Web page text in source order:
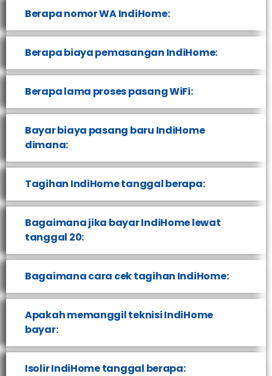
Berapa nomor WA IndiHome:
Berapa biaya pemasangan IndiHome:
Berapa lama proses pasang WiFi:
Bayar biaya pasang baru IndiHome
dimana:
Tagihan IndiHome tanggal berapa:
Bagaimana jika bayar IndiHome lewat
tanggal 20:
Bagaimana cara cek tagihan IndiHome:
Apakah memanggil teknisi IndiHome
bayar:
Isolir IndiHome tanggal berapa: